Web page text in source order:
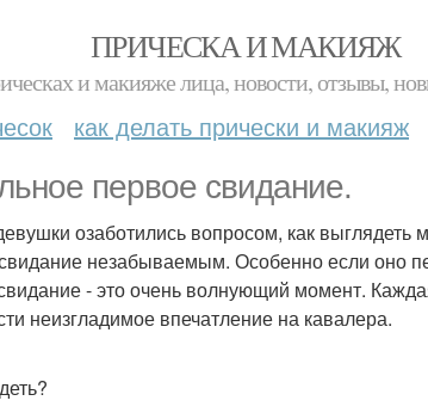
ПРИЧЕСКА И МАКИЯЖ
и макияже лица, новости, отзывы,
как делать прически и макияж
первое свидание.
озаботились вопросом, как
незабываемым. Особенно если оно
- это очень волнующий момент.
неизгладимое впечатление на кавалера.